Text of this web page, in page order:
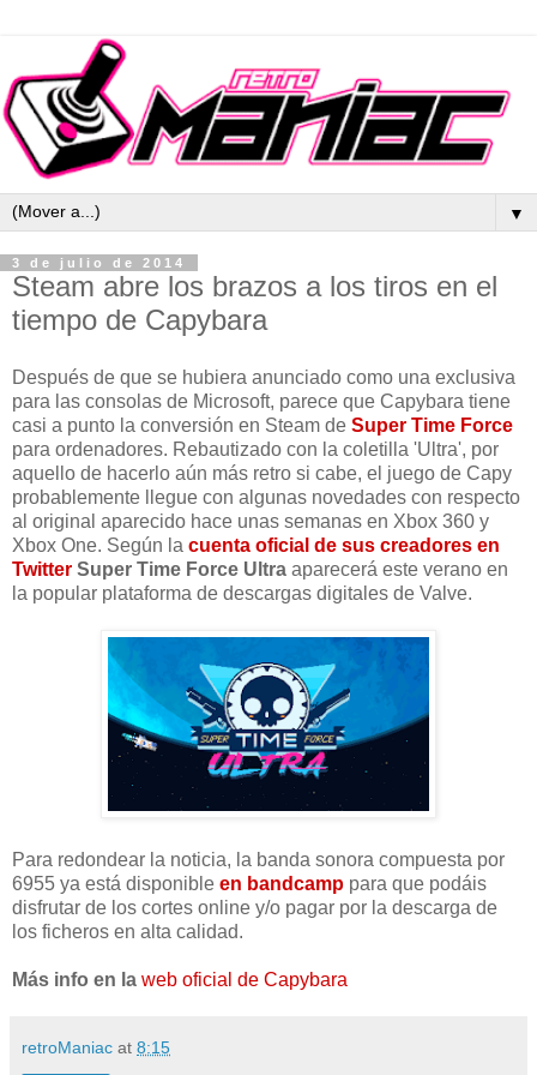
▼
3 de julio de 2014
Steam abre los brazos a los tiros en el
tiempo de Capybara
Después de que se hubiera anunciado como una exclusiva
para las consolas de Microsoft, parece que Capybara tiene
casi a punto la conversión en Steam de Super Time Force
para ordenadores. Rebautizado con la coletilla 'Ultra', por
aquello de hacerlo aún más retro si cabe, el juego de Capy
probablemente llegue con algunas novedades con respecto
al original aparecido hace unas semanas en Xbox 360 y
Xbox One. Según la cuenta oficial de sus creadores en
Twitter Super Time Force Ultra aparecerá este verano en
la popular plataforma de descargas digitales de Valve.
Para redondear la noticia, la banda sonora compuesta por
6955 ya está disponible en bandcamp para que podáis
disfrutar de los cortes online y/o pagar por la descarga de
los ficheros en alta calidad.
Más info en la web oficial de Capybara
retroManiac at 8:15